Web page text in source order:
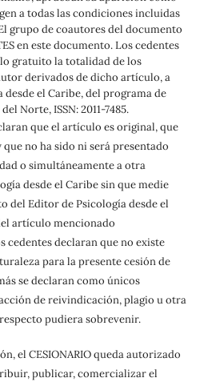
a todas las condiciones incluidas
grupo de coautores del documento
en este documento. Los cedentes
gratuito la totalidad de los
derivados de dicho artículo, a
desde el Caribe, del programa de
Norte, ISSN: 2011-7485.
que el artículo es original, que
no ha sido ni será presentado
o simultáneamente a otra
desde el Caribe sin que medie
del Editor de Psicología desde el
artículo mencionado
declaran que no existe
para la presente cesión de
se declaran como únicos
de reivindicación, plagio u otra
pudiera sobrevenir.
el CESIONARIO queda autorizado
publicar, comercializar el